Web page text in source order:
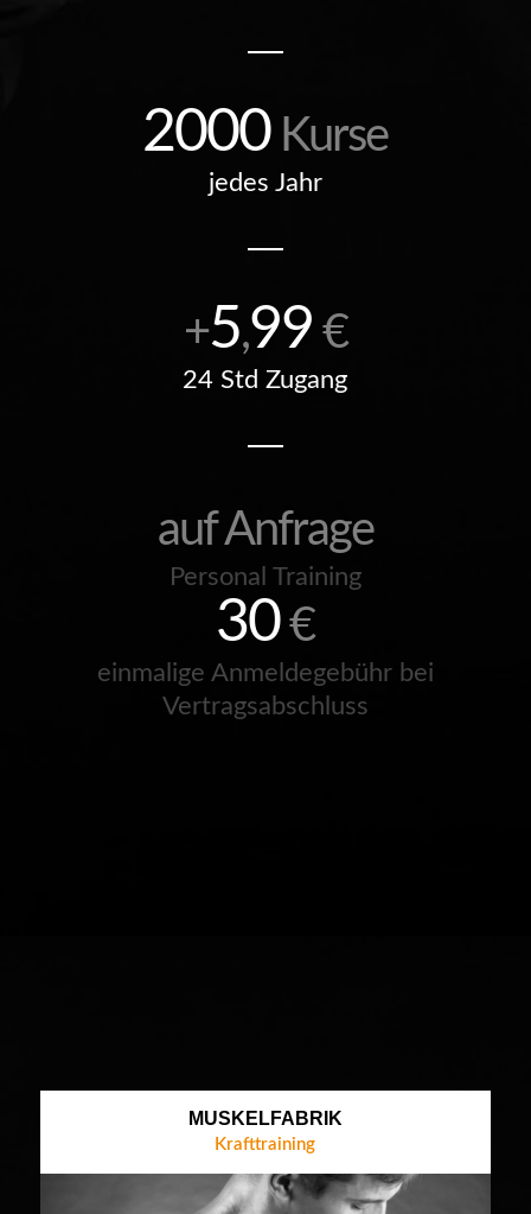
2000Kurse
jedes Jahr
+5,99 €
24 Std Zugang
auf Anfrage
Personal Training
30€
einmalige Anmeldegebühr bei
Vertragsabschluss
MUSKELFABRIK
Krafttraining